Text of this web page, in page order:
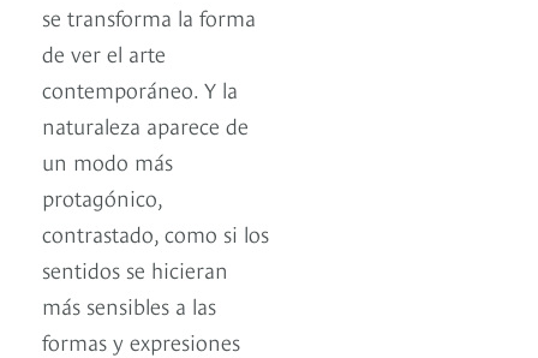
se transforma la forma
de ver el arte
contemporáneo. Y la
naturaleza aparece de
un modo más
protagónico,
contrastado, como si los
sentidos se hicieran
más sensibles a las
formas y expresiones